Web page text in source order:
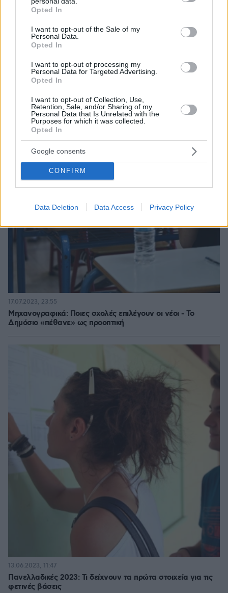
grant or deny consent to Google and its third-party tags to
use your data for below specified purposes in below Google
consent section.
Opted In
I want to opt-out of the Sale of my
Personal Data.
Opted In
I want to opt-out of processing my
Personal Data for Targeted Advertising.
Opted In
I want to opt-out of Collection, Use,
Retention, Sale, and/or Sharing of my
Personal Data that Is Unrelated with the
Purposes for which it was collected.
Opted In
Google consents
CONFIRM
Data Deletion Data Access Privacy Policy
Ο «πρώτος των πρώτων» στις Πανελλαδικές με 19.710 μόρια
αποκάλυψε τη «συνταγή» της επιτυχίας - Δείτε βίντεο
30.06.2023, 09:17
Μηχανογραφικά: Ποιες σχολές επιλέγουν οι νέοι - Το
Δημόσιο «πέθανε» ως προοπτική
17.07.2023, 23:55
Πανελλαδικές 2023: Τι δείχνουν τα πρώτα στοιχεία για τις
φετινές βάσεις
13.06.2023, 11:47